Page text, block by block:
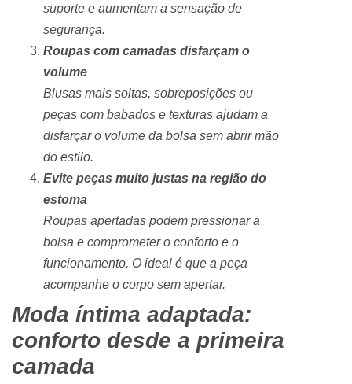
suporte e aumentam a sensação de
segurança.
Roupas com camadas disfarçam o
volume
Blusas mais soltas, sobreposições ou
peças com babados e texturas ajudam a
disfarçar o volume da bolsa sem abrir mão
do estilo.
Evite peças muito justas na região do
estoma
Roupas apertadas podem pressionar a
bolsa e comprometer o conforto e o
funcionamento. O ideal é que a peça
acompanhe o corpo sem apertar.
Moda íntima adaptada:
conforto desde a primeira
camada